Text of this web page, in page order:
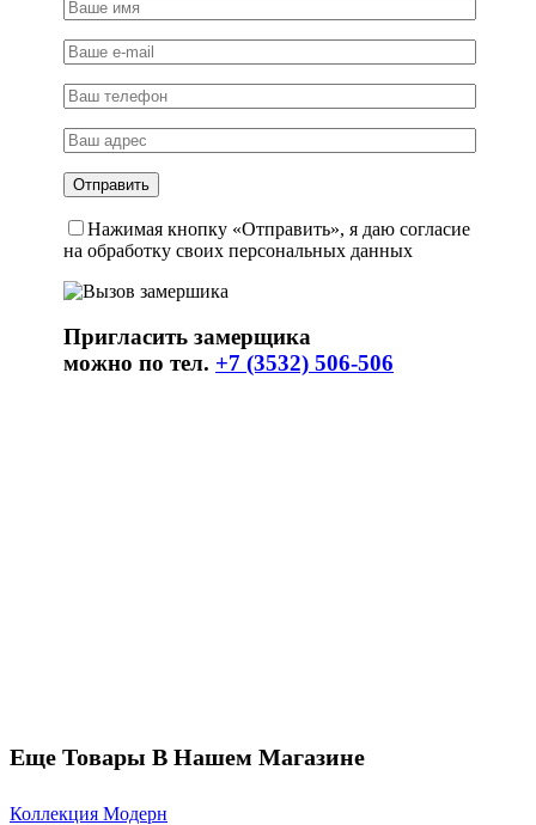
Нажимая кнопку «Отправить», я даю согласие
на обработку своих персональных данных
Пригласить замерщика
можно по тел. +7 (3532) 506-506
Еще Товары В Нашем Магазине
Коллекция Модерн